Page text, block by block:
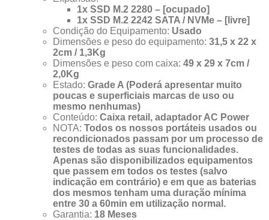
1x SSD M.2 2280 – [ocupado]
1x SSD M.2 2242 SATA / NVMe – [livre]
Condição do Equipamento: Usado
Dimensões e peso do equipamento: 31,5 x 22 x
2cm / 1,3Kg
Dimensões e peso com caixa: 49 x 29 x 7cm /
2,0Kg
Estado: Grade A (Poderá apresentar muito
poucas e superficiais marcas de uso ou
mesmo nenhumas)
Conteúdo: Caixa retail, adaptador AC Power
NOTA: Todos os nossos portáteis usados ou
recondicionados passam por um processo de
testes de todas as suas funcionalidades.
Apenas são disponibilizados equipamentos
que passem em todos os testes (salvo
indicação em contrário) e em que as baterias
dos mesmos tenham uma duração mínima
entre 30 a 60min em utilização normal.
Garantia: 18 Meses